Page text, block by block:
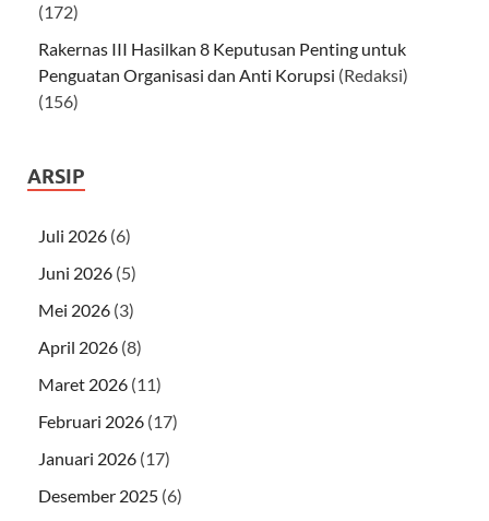
(172)
Rakernas III Hasilkan 8 Keputusan Penting untuk
Penguatan Organisasi dan Anti Korupsi (Redaksi)
(156)
ARSIP
Juli 2026 (6)
Juni 2026 (5)
Mei 2026 (3)
April 2026 (8)
Maret 2026 (11)
Februari 2026 (17)
Januari 2026 (17)
Desember 2025 (6)